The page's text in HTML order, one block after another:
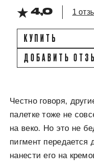
4,0
1
КУПИТЬ
ДОБАВИТЬ
Честно говоря,
палетке тоже не
на веко. Но это не
пигмент передается
нанести его на